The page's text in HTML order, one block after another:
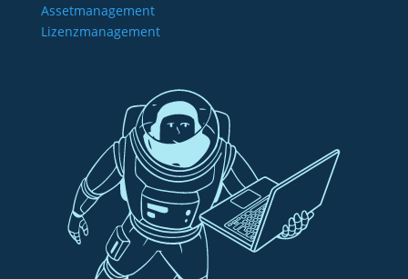
Assetmanagement
Lizenzmanagement